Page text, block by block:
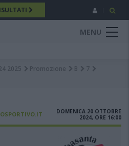
MENU
2025 Promozione B
7
DOMENICA 20 OTTOBRE
2024, ORE 16:00